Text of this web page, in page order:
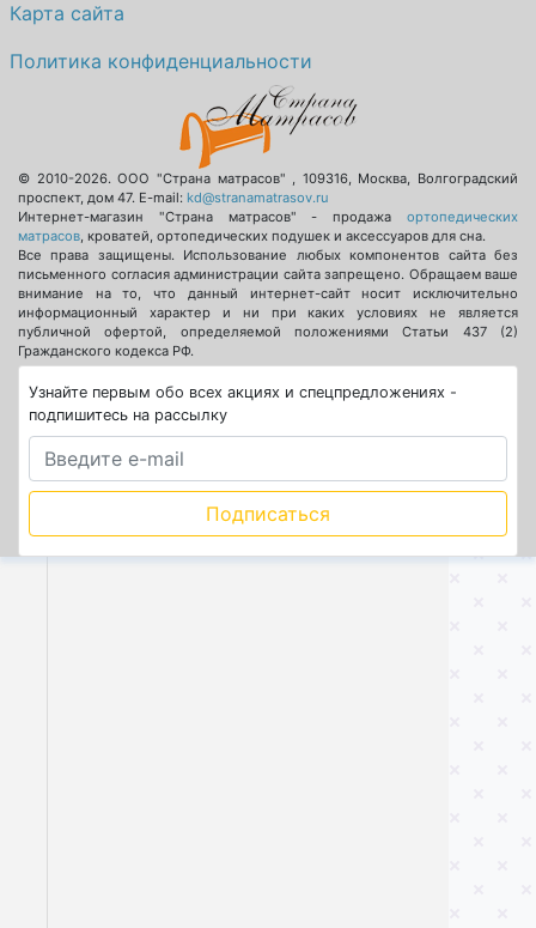
Карта сайта
Политика конфиденциальности
© 2010-2026.ООО "Страна матрасов" , 109316, Москва, Волгоградский
проспект, дом 47. E-mail: kd@stranamatrasov.ru
Интернет-магазин "Страна матрасов" - продажа ортопедических
матрасов, кроватей, ортопедических подушек и аксессуаров для сна.
Все права защищены. Использование любых компонентов сайта без
письменного согласия администрации сайта запрещено. Обращаем ваше
внимание на то, что данный интернет-сайт носит исключительно
информационный характер и ни при каких условиях не является
публичной офертой, определяемой положениями Статьи 437 (2)
Гражданского кодекса РФ.
Узнайте первым обо всех акциях и спецпредложениях -
подпишитесь на рассылку